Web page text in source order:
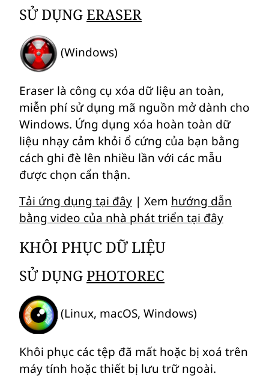
SỬ DỤNGERASER
(Windows)
Eraser là công cụ xóa dữ liệu an toàn,
miễn phí sử dụng mã nguồn mở dành cho
Windows. Ứng dụng xóa hoàn toàn dữ
liệu nhạy cảm khỏi ổ cứng của bạn bằng
cách ghi đè lên nhiều lần với các mẫu
được chọn cẩn thận.
Tải ứng dụng tại đây | Xem hướng dẫn
bằng video của nhà phát triển tại đây
KHÔI PHỤC DỮ LIỆU
SỬ DỤNGPHOTOREC
(Linux, macOS, Windows)
Khôi phục các tệp đã mất hoặc bị xoá trên
máy tính hoặc thiết bị lưu trữ ngoài.